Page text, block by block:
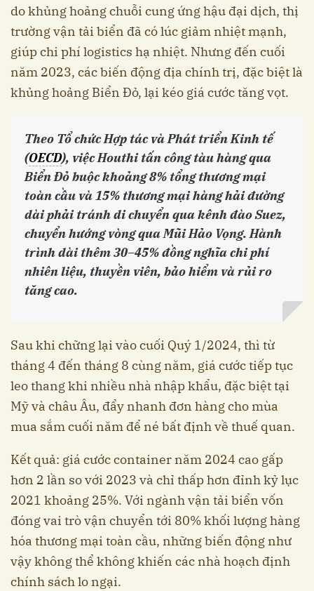
do khủng hoảng chuỗi cung ứng hậu đại dịch, thị
trường vận tải biển đã có lúc giảm nhiệt mạnh,
giúp chi phí logistics hạ nhiệt. Nhưng đến cuối
năm 2023, các biến động địa chính trị, đặc biệt là
khủng hoảng Biển Đỏ, lại kéo giá cước tăng vọt.
Theo Tổ chức Hợp tác và Phát triển Kinh tế
(OECD), việc Houthi tấn công tàu hàng qua
Biển Đỏ buộc khoảng 8% tổng thương mại
toàn cầu và 15% thương mại hàng hải đường
dài phải tránh di chuyển qua kênh đào Suez,
chuyển hướng vòng qua Mũi Hảo Vọng. Hành
trình dài thêm 30–45% đồng nghĩa chi phí
nhiên liệu, thuyền viên, bảo hiểm và rủi ro
tăng cao.
Sau khi chững lại vào cuối Quý 1/2024, thì từ
tháng 4 đến tháng 8 cùng năm, giá cước tiếp tục
leo thang khi nhiều nhà nhập khẩu, đặc biệt tại
Mỹ và châu Âu, đẩy nhanh đơn hàng cho mùa
mua sắm cuối năm để né bất định về thuế quan.
Kết quả: giá cước container năm 2024 cao gấp
hơn 2 lần so với 2023 và chỉ thấp hơn đỉnh kỷ lục
2021 khoảng 25%. Với ngành vận tải biển vốn
đóng vai trò vận chuyển tới 80% khối lượng hàng
hóa thương mại toàn cầu, những biến động như
vậy không thể không khiến các nhà hoạch định
chính sách lo ngại.